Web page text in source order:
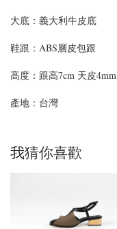
大底：義大利牛皮底
鞋跟：ABS層皮包跟
高度： 跟高7cm 天皮4mm
產地：台灣
我猜你喜歡